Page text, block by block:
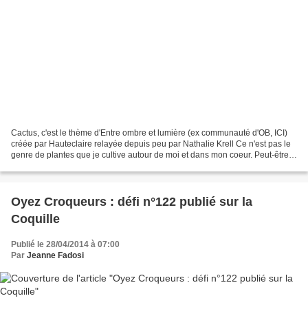
Cactus, c'est le thème d'Entre ombre et lumière (ex communauté d'OB, ICI)
créée par Hauteclaire relayée depuis peu par Nathalie Krell Ce n'est pas le
genre de plantes que je cultive autour de moi et dans mon coeur. Peut-être à
Oyez Croqueurs : défi n°122 publié sur la
Coquille
Publié le 28/04/2014 à 07:00
Par Jeanne Fadosi